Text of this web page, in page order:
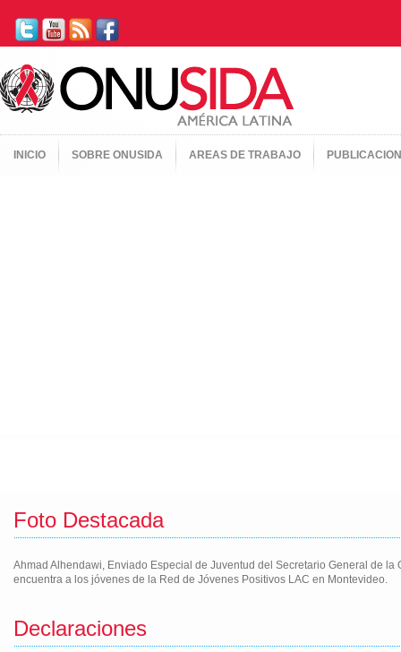
INICIO SOBRE ONUSIDA AREAS DE TRABAJO
Foto Destacada
Ahmad Alhendawi, Enviado Especial de Juventud del Secretario General de la
encuentra a los jóvenes de la Red de Jóvenes Positivos LAC en Montevideo.
Declaraciones